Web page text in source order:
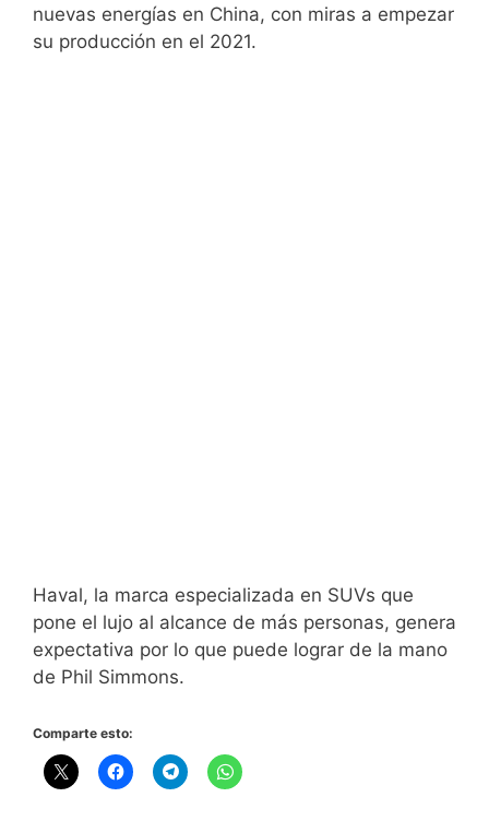
nuevas energías en China, con miras a empezar
su producción en el 2021.
Haval, la marca especializada en SUVs que
pone el lujo al alcance de más personas, genera
expectativa por lo que puede lograr de la mano
de Phil Simmons.
Comparte esto: